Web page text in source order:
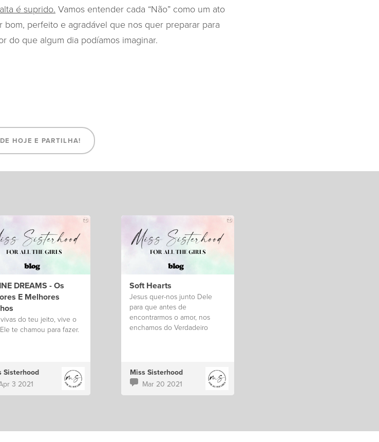
é suprido. Vamos entender cada “Não” como um ato
perfeito e agradável que nos quer preparar para
do que algum dia podíamos imaginar.
HOJE E PARTILHA!
DREAMS - Os
E Melhores
do teu jeito, vive o
te chamou para fazer.
Sisterhood
3 2021
Soft Hearts
Jesus quer-nos junto Dele
para que antes de
encontrarmos o amor, nos
enchamos do Verdadeiro
Miss Sisterhood
Mar 20 2021